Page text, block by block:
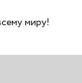
миру!